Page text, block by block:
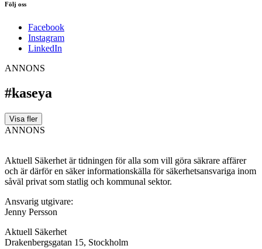
Följ oss
Facebook
Instagram
LinkedIn
ANNONS
#kaseya
Visa fler
ANNONS
Aktuell Säkerhet är tidningen för alla som vill göra säkrare affärer
och är därför en säker informationskälla för säkerhets­ansvariga inom
såväl privat som statlig och kommunal sektor.
Ansvarig utgivare:
Jenny Persson
Aktuell Säkerhet
Drakenbergsgatan 15, Stockholm